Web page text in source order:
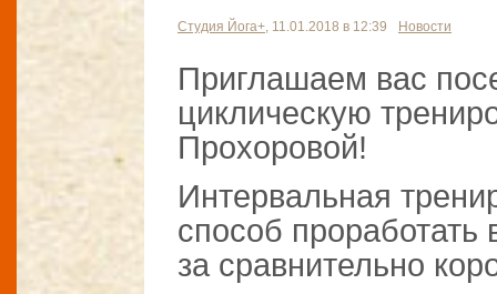
Студия Йога+ , 11.01.2018 в 12:39 Новости
Приглашаем вас
циклическую
Прохоровой!
Интервальная
способ
за сравнительно